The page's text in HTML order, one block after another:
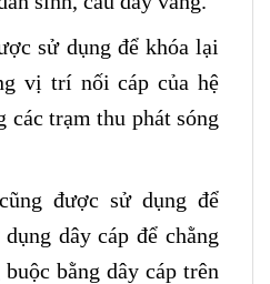
sử dụng để khóa lại
vị trí nối cáp của hệ
các trạm thu phát sóng
được sử dụng để
dây cáp để chằng
bằng dây cáp trên